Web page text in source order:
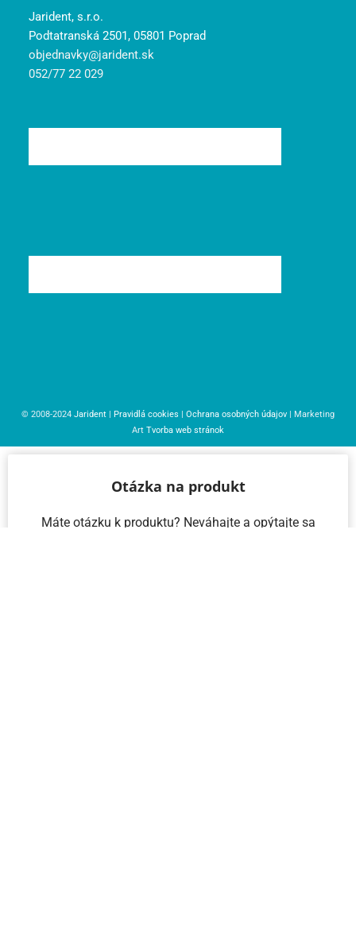
Jarident, s.r.o.
Podtatranská 2501, 05801 Poprad
objednavky@jarident.sk
052/77 22 029
© 2008-2024 Jarident | Pravidlá cookies | Ochrana osobných údajov | Marketing
Art Tvorba web stránok
Otázka na produkt
Máte otázku k produktu? Neváhajte a opýtajte sa